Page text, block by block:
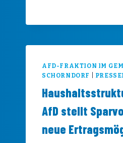
AFD-FRAKTION IM
SCHORNDORF
AfD stellt
neue